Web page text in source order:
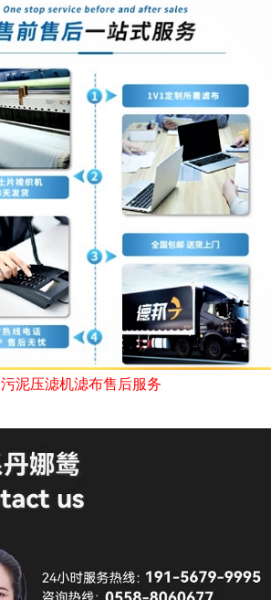
污泥压滤机滤布售后服务